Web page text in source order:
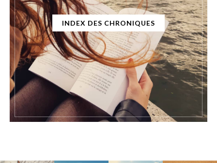
INDEX DES CHRONIQUES